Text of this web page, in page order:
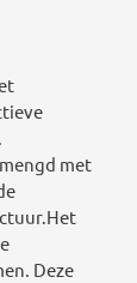
met
Deze